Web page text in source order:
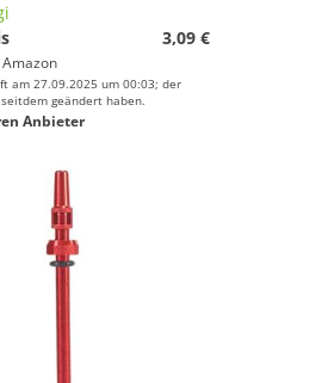
3,09 €
Amazon
am 27.09.2025 um 00:03; der
geändert haben.
Anbieter